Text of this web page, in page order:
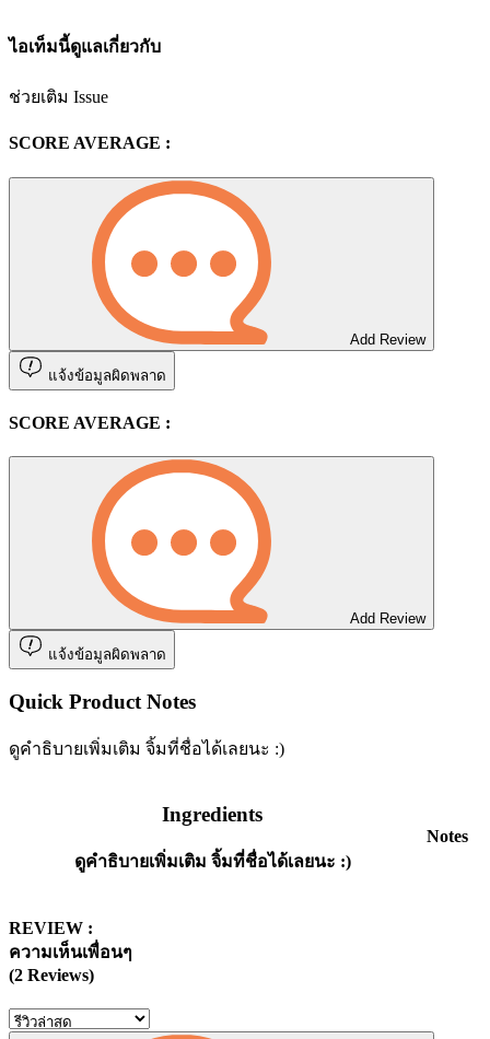
ไอเท็มนี้ดูแลเกี่ยวกับ
ช่วยเติม Issue
SCORE AVERAGE :
Add Review
แจ้งข้อมูลผิดพลาด
SCORE AVERAGE :
Add Review
แจ้งข้อมูลผิดพลาด
Quick Product Notes
ดูคำธิบายเพิ่มเติม จิ้มที่ชื่อได้เลยนะ :)
Ingredients
ดูคำธิบายเพิ่มเติม จิ้มที่ชื่อได้เลยนะ :)
Notes
REVIEW :
ความเห็นเพื่อนๆ
(2 Reviews)